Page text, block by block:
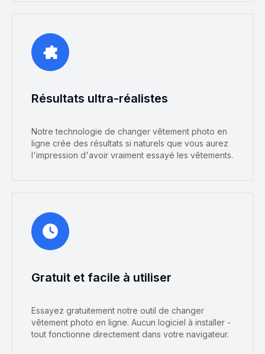
Résultats ultra-réalistes
Notre technologie de changer vêtement photo en
ligne crée des résultats si naturels que vous aurez
l'impression d'avoir vraiment essayé les vêtements.
Gratuit et facile à utiliser
Essayez gratuitement notre outil de changer
vêtement photo en ligne. Aucun logiciel à installer -
tout fonctionne directement dans votre navigateur.